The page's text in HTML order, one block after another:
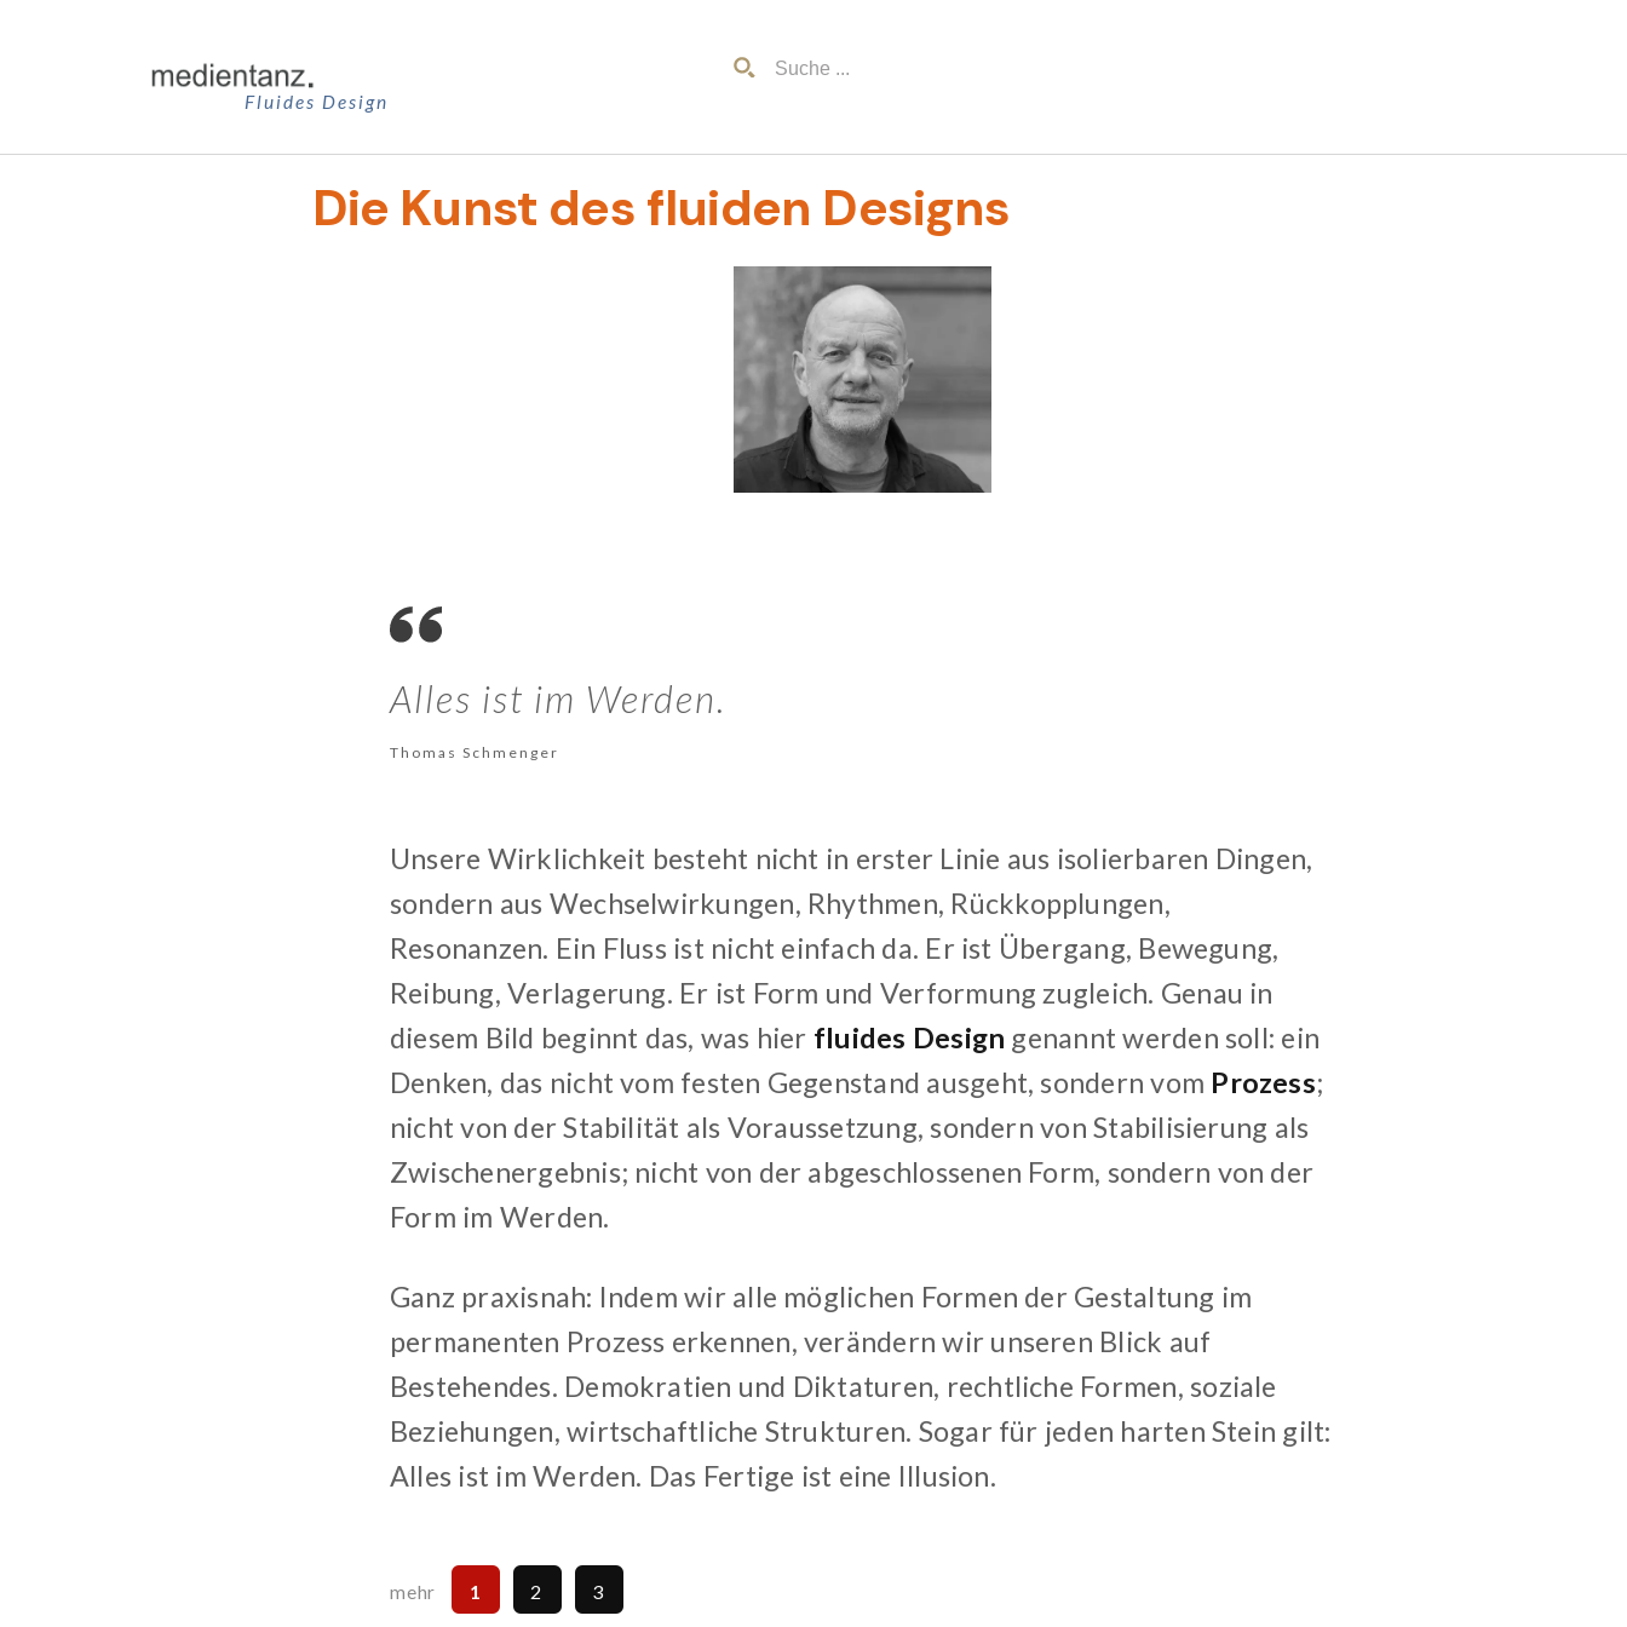
Fluides Design
Die Kunst des fluiden Designs
Alles ist im Werden.
Thomas Schmenger
Unsere Wirklichkeit besteht nicht in erster Linie aus isolierbaren Dingen,
sondern aus Wechselwirkungen, Rhythmen, Rückkopplungen,
Resonanzen. Ein Fluss ist nicht einfach da. Er ist Übergang, Bewegung,
Reibung, Verlagerung. Er ist Form und Verformung zugleich. Genau in
diesem Bild beginnt das, was hier fluides Design genannt werden soll: ein
Denken, das nicht vom festen Gegenstand ausgeht, sondern vom Prozess;
nicht von der Stabilität als Voraussetzung, sondern von Stabilisierung als
Zwischenergebnis; nicht von der abgeschlossenen Form, sondern von der
Form im Werden.
Ganz praxisnah: Indem wir alle möglichen Formen der Gestaltung im
permanenten Prozess erkennen, verändern wir unseren Blick auf
Bestehendes. Demokratien und Diktaturen, rechtliche Formen, soziale
Beziehungen, wirtschaftliche Strukturen. Sogar für jeden harten Stein gilt:
Alles ist im Werden. Das Fertige ist eine Illusion.
mehr 1 2 3